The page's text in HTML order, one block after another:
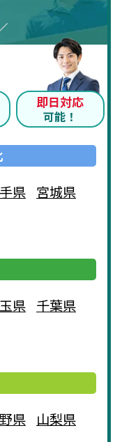
即日対応
可能！
県 宮城県
県 千葉県
県
山梨県